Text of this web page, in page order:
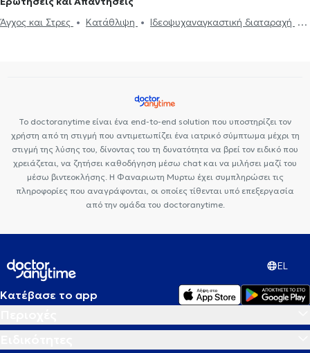
Άγχος και Στρες
Κατάθλιψη
Ιδεοψυχαναγκαστική διαταραχή
Το doctoranytime είναι ένα end-to-end solution που υποστηρίζει τον
χρήστη από τη στιγμή που αντιμετωπίζει ένα ιατρικό σύμπτωμα μέχρι τη
στιγμή της λύσης του, δίνοντας του τη δυνατότητα να βρεί τον ειδικό που
χρειάζεται, να ζητήσει καθοδήγηση μέσω chat και να μιλήσει μαζί του
μέσω βιντεοκλήσης. Η Φαναριωτη Μυρτω έχει συμπληρώσει τις
πληροφορίες που αναγράφονται, οι οποίες τίθενται υπό επεξεργασία
από την ομάδα του doctoranytime.
EL
Κατέβασε το app